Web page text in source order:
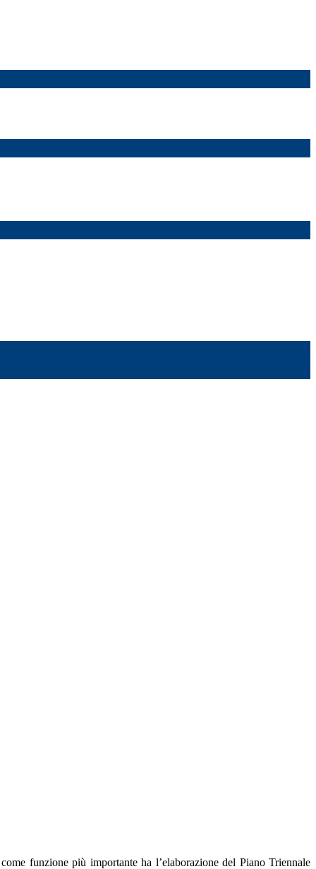
funzione più importante ha l’elaborazione del Piano Triennale